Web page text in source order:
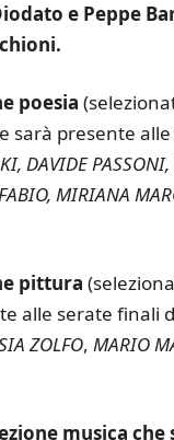
e Peppe
poesia
sarà presente
DAVIDE PASSONI,
MIRIANA
pittura
alle serate finali
ZOLFO, MARIO
musica che